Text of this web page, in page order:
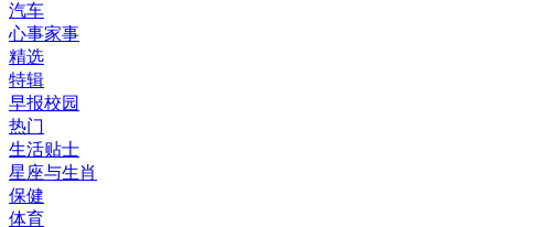
汽车
心事家事
精选
特辑
早报校园
热门
生活贴士
星座与生肖
保健
体育